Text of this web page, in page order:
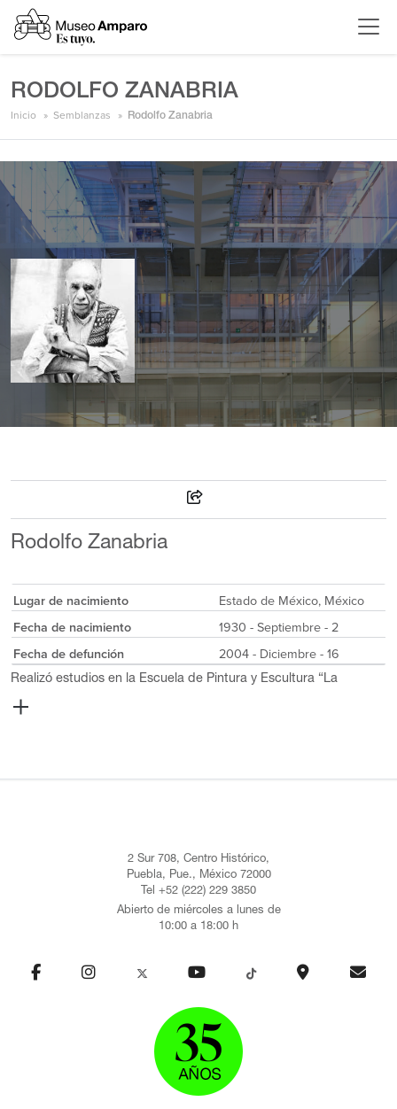
RODOLFO ZANABRIA
Inicio Semblanzas Rodolfo Zanabria
Rodolfo Zanabria
Lugar de nacimiento
Estado de México, México
Fecha de nacimiento
1930 - Septiembre - 2
Fecha de defunción
2004 - Diciembre - 16
Realizó estudios en la Escuela de Pintura y Escultura “La
Esmeralda”; en la Escuela de Artesanos en México; en el Atelier
17 en París, Francia; y en la Slade School de la Universidad de
Actualizado: 20 de octubre de 2023
2 Sur 708, Centro Histórico,
Puebla, Pue., México 72000
Tel +52 (222) 229 3850
Abierto de miércoles a lunes de
10:00 a 18:00 h